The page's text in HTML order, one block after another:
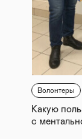
Волонтеры
Какую
с